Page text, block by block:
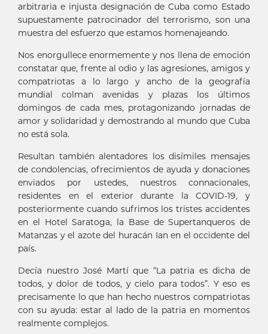
arbitraria e injusta designación de Cuba como Estado
supuestamente patrocinador del terrorismo, son una
muestra del esfuerzo que estamos homenajeando.
Nos enorgullece enormemente y nos llena de emoción
constatar que, frente al odio y las agresiones, amigos y
compatriotas a lo largo y ancho de la geografía
mundial colman avenidas y plazas los últimos
domingos de cada mes, protagonizando jornadas de
amor y solidaridad y demostrando al mundo que Cuba
no está sola.
Resultan también alentadores los disímiles mensajes
de condolencias, ofrecimientos de ayuda y donaciones
enviados por ustedes, nuestros connacionales,
residentes en el exterior durante la COVID-19, y
posteriormente cuando sufrimos los tristes accidentes
en el Hotel Saratoga, la Base de Supertanqueros de
Matanzas y el azote del huracán Ian en el occidente del
país.
Decía nuestro José Martí que “La patria es dicha de
todos, y dolor de todos, y cielo para todos”. Y eso es
precisamente lo que han hecho nuestros compatriotas
con su ayuda: estar al lado de la patria en momentos
realmente complejos.